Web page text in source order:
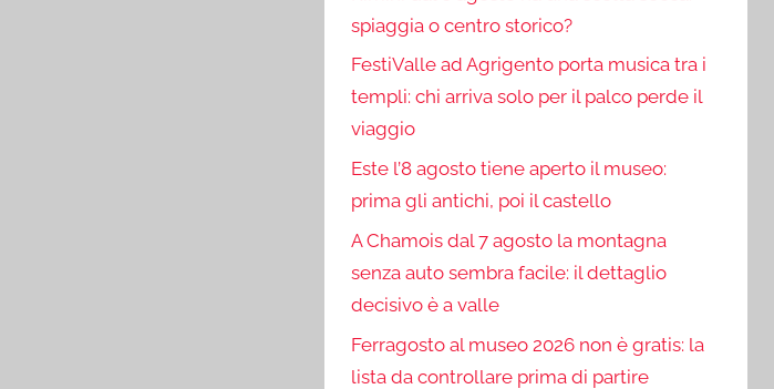
spiaggia o centro storico?
FestiValle ad Agrigento porta musica tra i
templi: chi arriva solo per il palco perde il
viaggio
Este l’8 agosto tiene aperto il museo:
prima gli antichi, poi il castello
A Chamois dal 7 agosto la montagna
senza auto sembra facile: il dettaglio
decisivo è a valle
Ferragosto al museo 2026 non è gratis: la
lista da controllare prima di partire